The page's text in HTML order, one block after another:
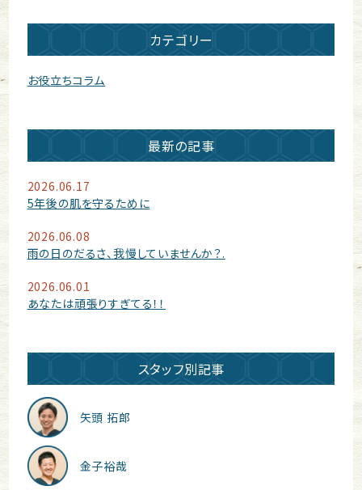
カテゴリー
お役立ちコラム
最新の記事
2026.06.17
5年後の肌を守るために
2026.06.08
雨の日のだるさ、我慢していませんか？.
2026.06.01
あなたは頑張りすぎてる！！
スタッフ別記事
矢頭 拓郎
金子裕哉